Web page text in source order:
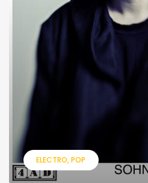
ELECTRO POP